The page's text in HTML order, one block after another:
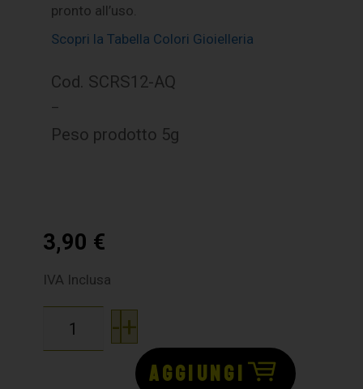
pronto all’uso.
Scopri la Tabella Colori Gioielleria
Cod. SCRS12-AQ
–
Peso prodotto 5g
3,90 €
IVA Inclusa
-+
AGGIUNGI